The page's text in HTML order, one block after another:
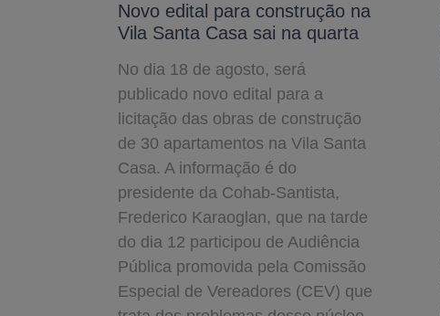
Novo edital para construção na
Vila Santa Casa sai na quarta
No dia 18 de agosto, será
publicado novo edital para a
licitação das obras de construção
de 30 apartamentos na Vila Santa
Casa. A informação é do
presidente da Cohab-Santista,
Frederico Karaoglan, que na tarde
do dia 12 participou de Audiência
Pública promovida pela Comissão
Especial de Vereadores (CEV) que